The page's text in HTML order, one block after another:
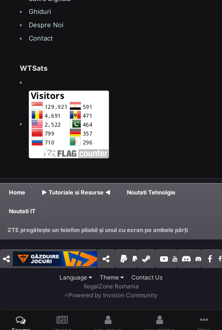
Ghiduri
Despre Noi
Contact
WTSats
Home ► Tutoriale si Resurse ◄ Noutati Tehnolgie
Noutati IT
ZTE pregătește un telefon pliabil și unul cu ecran pe ambele părți
Language Theme
Contact Us
IlegalZone Romania
=Powered by Invision Community